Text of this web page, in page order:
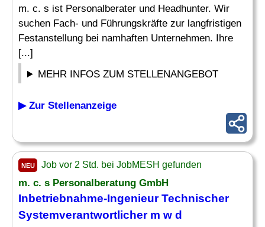
m. c. s ist Personalberater und Headhunter. Wir
suchen Fach- und Führungskräfte zur langfristigen
Festanstellung bei namhaften Unternehmen. Ihre
[...]
MEHR INFOS ZUM STELLENANGEBOT
▶ Zur Stellenanzeige
NEU Job vor 2 Std. bei JobMESH gefunden
m. c. s Personalberatung GmbH
Inbetriebnahme-IngenieurTechnischer
Systemverantwortlicher m w d